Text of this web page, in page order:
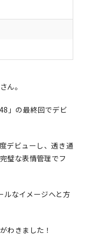
ん。
」の最終回でデビ
デビューし、透き通
璧な表情管理でフ
ルなイメージへと方
わきました！